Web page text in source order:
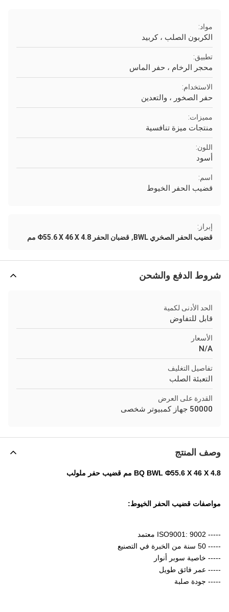
مواد:
الكربون الصلب ، كربيد
تطبيق:
محجر الرخام ، حفر الماس
الاستخدام:
حفر الصخور ، والتعدين
مميزات:
منتجات ميزة تنافسية
اللون:
أسود
اسم:
قضيب الحفر الخيوط
إبراز:
قضيب الحفر الصخري BWL
, قضبان الحفر Φ55.6 X 46 X 4.8 مم
شروط الدفع والشحن
الحد الأدنى لكمية
قابل للتفاوض
الأسعار
N/A
تفاصيل التغليف
التعبئة الصلب
القدرة على العرض
50000 جهاز كمبيوتر شخصى
وصف المنتج
BQ BWL Φ55.6 X 46 X 4.8 مم قضيب حفر ملولب
مواصفات قضيب الحفر الخيوط:
----- ISO9001: 9002 معتمد
----- 50 سنة من الخبرة في التصنيع
----- خاصية سوبر أنوار
----- عمر فائق طويل
----- جودة صلبة